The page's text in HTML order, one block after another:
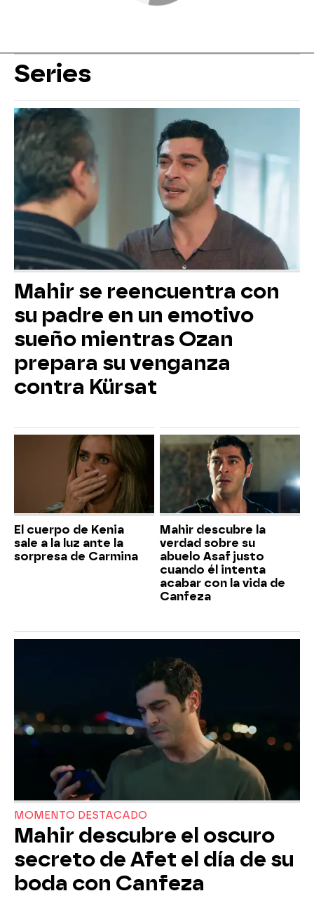
Series
Mahir se reencuentra con
su padre en un emotivo
sueño mientras Ozan
prepara su venganza
contra Kürsat
El cuerpo de Kenia
sale a la luz ante la
sorpresa de Carmina
Mahir descubre la
verdad sobre su
abuelo Asaf justo
cuando él intenta
acabar con la vida de
Canfeza
MOMENTO DESTACADO
Mahir descubre el oscuro
secreto de Afet el día de su
boda con Canfeza